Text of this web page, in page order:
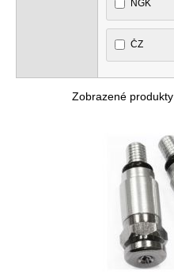
NGK
ČZ
Zobrazené produkty